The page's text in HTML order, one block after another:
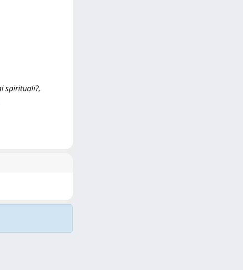
spirituali?,